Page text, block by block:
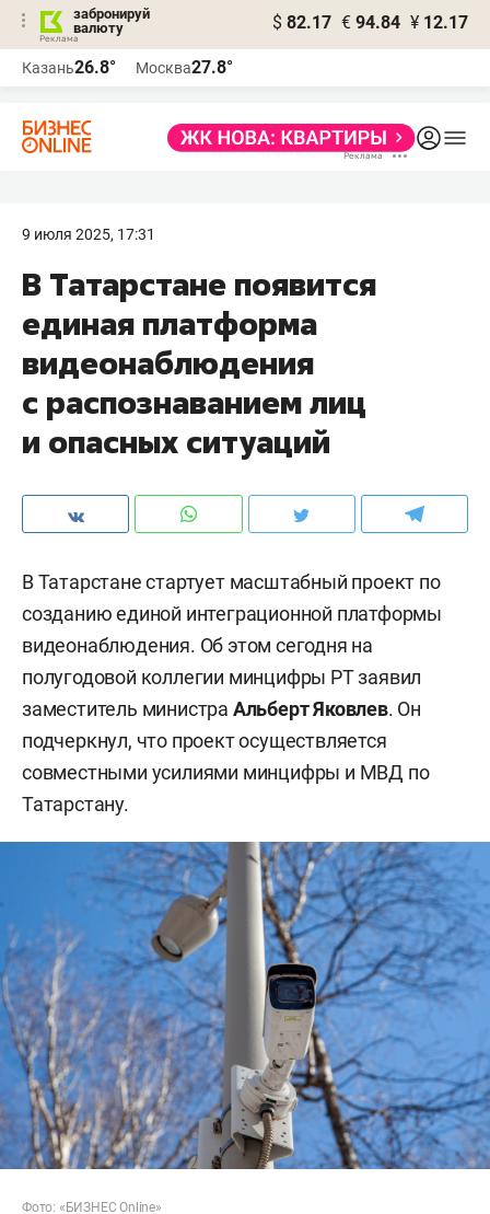
забронируй
валюту
$ 82.17 € 94.84 ¥ 12.17
Казань26.8° Москва27.8°
9 июля 2025, 17:31
В Татарстане появится
единая платформа
видеонаблюдения
с распознаванием лиц
и опасных ситуаций
В Татарстане стартует масштабный проект по
созданию единой интеграционной платформы
видеонаблюдения. Об этом сегодня на
полугодовой коллегии минцифры РТ заявил
заместитель министра Альберт Яковлев. Он
подчеркнул, что проект осуществляется
совместными усилиями минцифры и МВД по
Татарстану.
Фото: «БИЗНЕС Online»